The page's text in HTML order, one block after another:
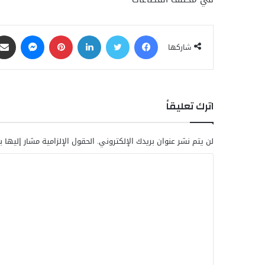
شاركها
اترك تعليقاً
لن يتم نشر عنوان بريدك الإلكتروني. الحقول الإلزامية مشار إليها